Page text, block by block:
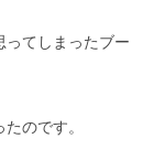
てしまったブー
のです。